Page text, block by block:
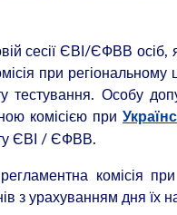
сесії ЄВІ/ЄФВВ осіб,
при регіональному
тестування. Особу
комісією при
ЄВІ / ЄФВВ.
комісія
з урахуванням дня їх